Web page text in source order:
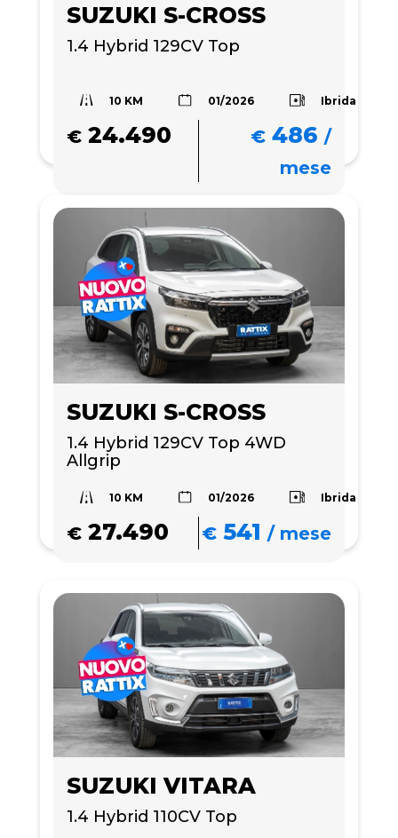
SUZUKI S-CROSS
1.4 Hybrid 129CV Top
10 KM 01/2026 Ibrida
€ 24.490 € 486 /
mese
SUZUKI S-CROSS
1.4 Hybrid 129CV Top 4WD
Allgrip
10 KM 01/2026 Ibrida
€ 27.490 € 541 /mese
SUZUKI VITARA
1.4 Hybrid 110CV Top